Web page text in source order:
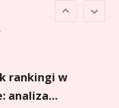
analiza